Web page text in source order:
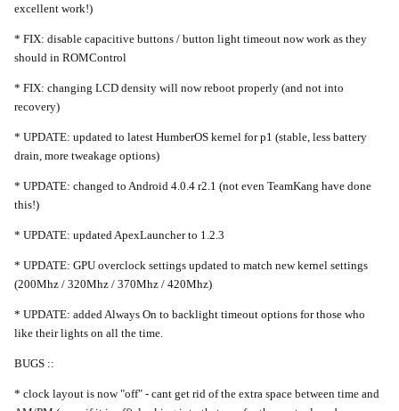
excellent work!)
* FIX: disable capacitive buttons / button light timeout now work as they
should in ROMControl
* FIX: changing LCD density will now reboot properly (and not into
recovery)
* UPDATE: updated to latest HumberOS kernel for p1 (stable, less battery
drain, more tweakage options)
* UPDATE: changed to Android 4.0.4 r2.1 (not even TeamKang have done
this!)
* UPDATE: updated ApexLauncher to 1.2.3
* UPDATE: GPU overclock settings updated to match new kernel settings
(200Mhz / 320Mhz / 370Mhz / 420Mhz)
* UPDATE: added Always On to backlight timeout options for those who
like their lights on all the time.
BUGS ::
* clock layout is now "off" - cant get rid of the extra space between time and